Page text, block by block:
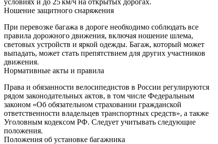
Ношение защитного снаряжения
При перевозке багажа в дороге необходимо соблюдать все
правила дорожного движения, включая ношение шлема,
световых устройств и яркой одежды. Багаж, который может
выпадать, может стать препятствием для других участников
движения.
Нормативные акты и правила
Права и обязанности велосипедистов в России регулируются
рядом законодательных актов, в том числе Федеральным
законом «Об обязательном страховании гражданской
ответственности владельцев транспортных средств», а также
Уголовным кодексом РФ. Следует учитывать следующие
положения.
Положения об установке багажника